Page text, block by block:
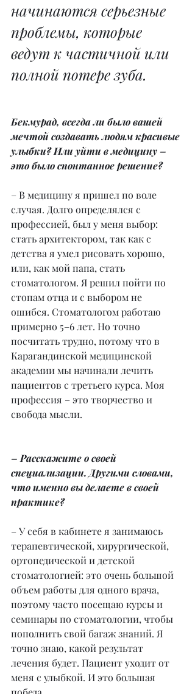
начинаются серьезные
проблемы, которые
ведут к частичной или
полной потере зуба.
Бекмурад, всегда ли было вашей
мечтой создавать людям красивые
улыбки? Или уйти в медицину –
это было спонтанное решение?
– В медицину я пришел по воле
случая. Долго определялся с
профессией, был у меня выбор:
стать архитектором, так как с
детства я умел рисовать хорошо,
или, как мой папа, стать
стоматологом. Я решил пойти по
стопам отца и с выбором не
ошибся. Стоматологом работаю
примерно 5–6 лет. Но точно
посчитать трудно, потому что в
Карагандинской медицинской
академии мы начинали лечить
пациентов с третьего курса. Моя
профессия – это творчество и
свобода мысли.
– Расскажите о своей
специализации. Другими словами,
что именно вы делаете в своей
практике?
– У себя в кабинете я занимаюсь
терапевтической, хирургической,
ортопедической и детской
стоматологией: это очень большой
объем работы для одного врача,
поэтому часто посещаю курсы и
семинары по стоматологии, чтобы
пополнить свой багаж знаний. Я
точно знаю, какой результат
лечения будет. Пациент уходит от
меня с улыбкой. И это большая